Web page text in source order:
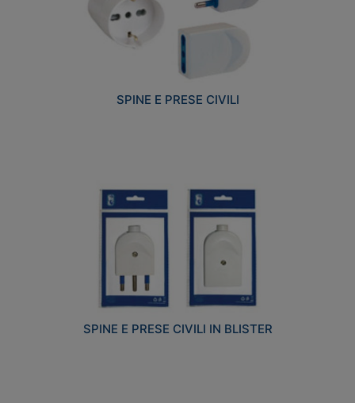
SPINE E PRESE CIVILI
SPINE E PRESE CIVILI IN BLISTER